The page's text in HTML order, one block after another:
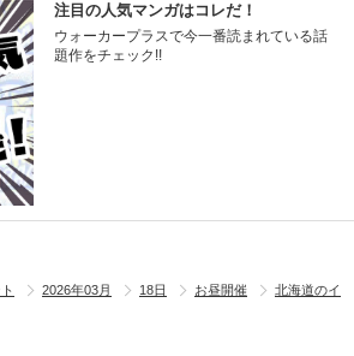
注目の人気マンガはコレだ！
ウォーカープラスで今一番読まれている話
題作をチェック!!
2026年03月 18日 お昼開催
北海道のイ